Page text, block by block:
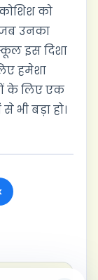
को
जब उनका
इस दिशा
हमेशा
के लिए एक
भी बड़ा हो।